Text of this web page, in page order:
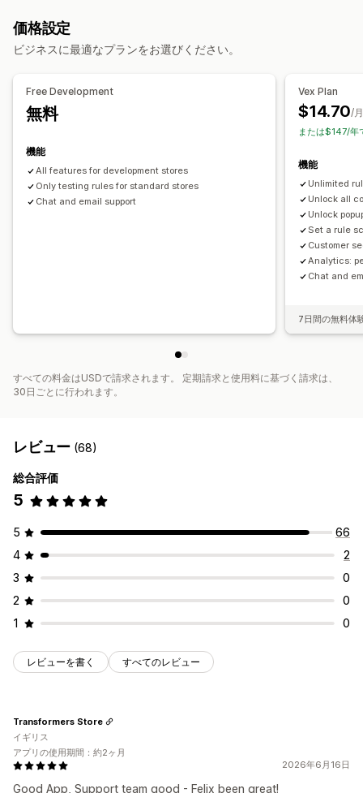
おすすめ商品
段階式リワード
追加料金 無料ギフト
自動ディスカウント
カートディスカウント
リワード
アップセルディスカウント クロスセルディスカウント
ディスカウント管理
トリガーとルール
セグメンテーション
価格設定
ビジネスに最適なプランをお選びください。
Free Development
無料
機能
All features for development stores
Only testing rules for standard stores
Chat and email support
Vex Plan
$14.70/
または$147/年
機能
Unlimited
Unlock all
Unlock
Set a rule
Customer
Analytics:
Chat and
7日間の無料体
すべての料金はUSDで請求されます。 定期請求と使用料に基づく請求は、
30日ごとに行われます。
レビュー (68)
総合評価
5
5
66
4
2
3
0
2
0
1
0
レビューを書く すべてのレビュー
2026年6月16日
Good App, Support team good - Felix been great!
Transformers Store
イギリス
アプリの使用期間：約2ヶ月